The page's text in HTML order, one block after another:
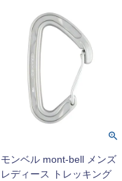
モンベル mont-bell メンズ
レディース トレッキング